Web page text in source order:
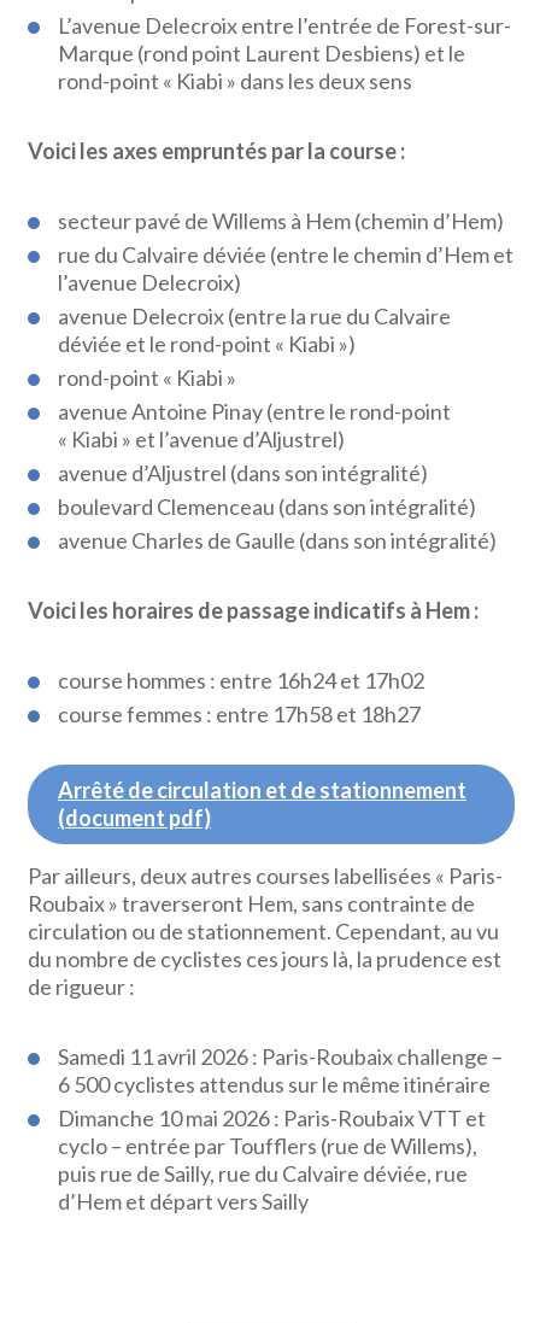
L’avenue Delecroix entre l’entrée de Forest-sur-
Marque (rond point Laurent Desbiens) et le
rond-point « Kiabi » dans les deux sens
Voici les axes empruntés par la course :
secteur pavé de Willems à Hem (chemin d’Hem)
rue du Calvaire déviée (entre le chemin d’Hem et
l’avenue Delecroix)
avenue Delecroix (entre la rue du Calvaire
déviée et le rond-point « Kiabi »)
rond-point « Kiabi »
avenue Antoine Pinay (entre le rond-point
« Kiabi » et l’avenue d’Aljustrel)
avenue d’Aljustrel (dans son intégralité)
boulevard Clemenceau (dans son intégralité)
avenue Charles de Gaulle (dans son intégralité)
Voici les horaires de passage indicatifs à Hem :
course hommes : entre 16h24 et 17h02
course femmes : entre 17h58 et 18h27
Arrêté de circulation et de stationnement
(document pdf)
Par ailleurs, deux autres courses labellisées « Paris-
Roubaix » traverseront Hem, sans contrainte de
circulation ou de stationnement. Cependant, au vu
du nombre de cyclistes ces jours là, la prudence est
de rigueur :
Samedi 11 avril 2026 : Paris-Roubaix challenge –
6 500 cyclistes attendus sur le même itinéraire
Dimanche 10 mai 2026 : Paris-Roubaix VTT et
cyclo – entrée par Toufflers (rue de Willems),
puis rue de Sailly, rue du Calvaire déviée, rue
d’Hem et départ vers Sailly